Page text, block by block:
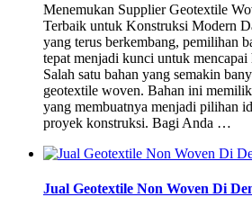
Menemukan Supplier Geotextile
Terbaik untuk Konstruksi Modern
yang terus berkembang, pemilihan
tepat menjadi kunci untuk
Salah satu bahan yang semakin
geotextile woven. Bahan ini
yang membuatnya menjadi pilihan
proyek konstruksi. Bagi Anda …
Jual Geotextile Non Woven Di